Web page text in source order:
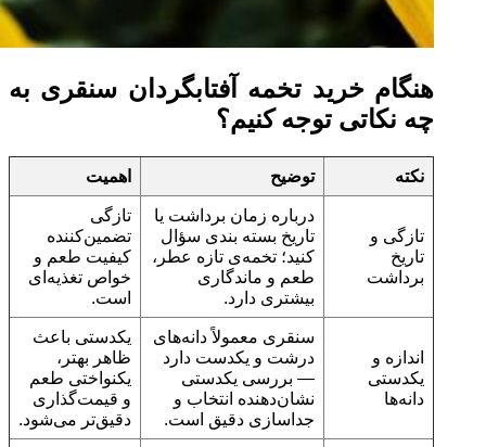
هنگام خرید تخمه آفتابگردان سنقری به
چه نکاتی توجه کنیم؟
نکته توضیح اهمیت
تازگی و
تاریخ
برداشت
درباره زمان برداشت یا
تاریخ بسته‌ بندی سؤال
کنید؛ تخمه‌ی تازه عطر،
طعم و ماندگاری
بیشتری دارد.
تازگی
تضمین‌کننده
کیفیت طعم و
خواص تغذیه‌ای
است.
اندازه و
یکدستی
دانه‌ها
سنقری معمولاً دانه‌های
درشت و یکدست دارد
— بررسی یکدستی
نشان‌دهنده انتخاب و
جداسازی دقیق است.
یکدستی باعث
ظاهر بهتر،
یکنواختی طعم
و قیمت‌گذاری
دقیق‌تر می‌شود.